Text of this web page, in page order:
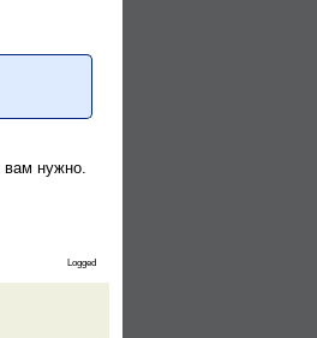
вам нужно.
Logged